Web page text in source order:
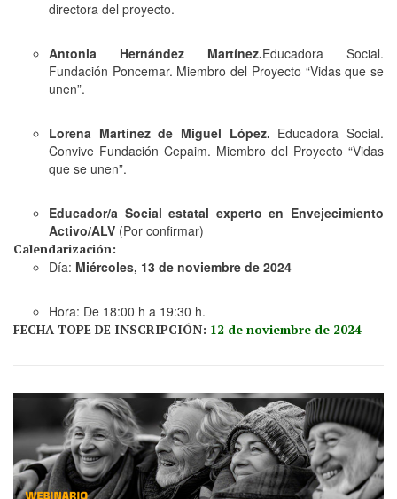
directora del proyecto.
Antonia Hernández Martínez.Educadora Social.
Fundación Poncemar. Miembro del Proyecto “Vidas que se
unen”.
Lorena Martínez de Miguel López. Educadora Social.
Convive Fundación Cepaim. Miembro del Proyecto “Vidas
que se unen”.
Educador/a Social estatal experto en Envejecimiento
Activo/ALV (Por confirmar)
Calendarización:
Día: Miércoles, 13 de noviembre de 2024
Hora: De 18:00 h a 19:30 h.
FECHA TOPE DE INSCRIPCIÓN: 12 de noviembre de 2024